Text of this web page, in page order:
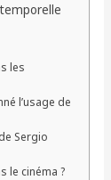
les
l’usage de
Sergio
le cinéma ?